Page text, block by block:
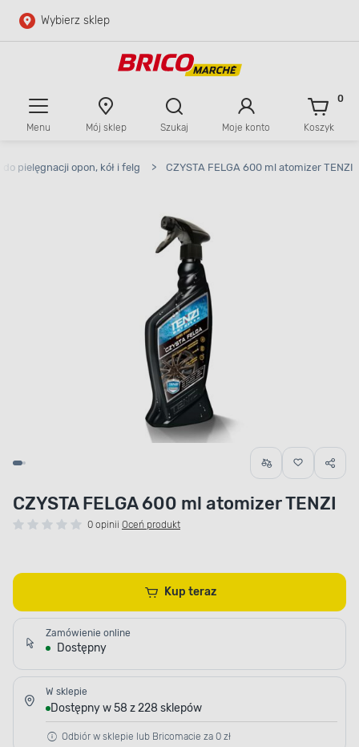
Przejdź do głównej zawartości
Wybierz sklep
Menu Mój sklep Szukaj Moje konto Koszyk
0
pielęgnacji opon, kół i felg > CZYSTA FELGA 600 ml atomizer TENZI
CZYSTA FELGA 600 ml atomizer TENZI
0 opinii Oceń produkt
Kup teraz
Zamówienie online
Dostępny
W sklepie
Dostępny w 58 z 228 sklepów
Odbiór w sklepie lub Bricomacie za 0 zł